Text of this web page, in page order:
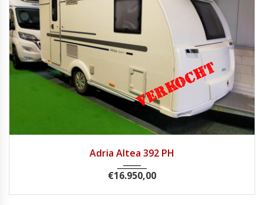
Adria Altea 392 PH
€16.950,00